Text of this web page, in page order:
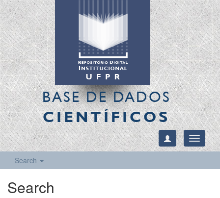
BASE DE DADOS
CIENTÍFICOS
Toggle
Search
Search